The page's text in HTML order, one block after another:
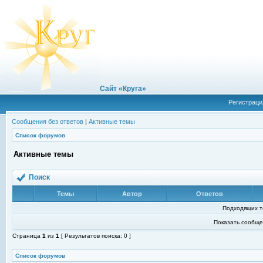
Сайт «Круга»
Сообщения без ответов | Активные темы
Список форумов
Активные темы
Поиск
Темы Автор Ответов
Подходящих
Показать
Страница 1 из 1 [ Результатов поиска: 0 ]
Список форумов